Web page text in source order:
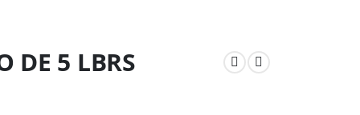
DE 5 LBRS